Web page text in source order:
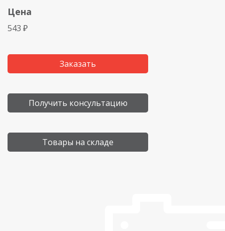
Цена
543 ₽
Заказать
Получить консультацию
Товары на складе